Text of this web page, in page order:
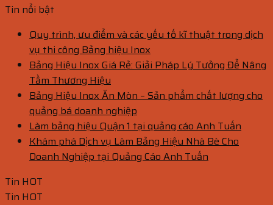
Tin nổi bật
Quy trình, ưu điểm và các yếu tố kĩ thuật trong dịch
vụ thi công Bảng hiệu Inox
Bảng Hiệu Inox Giá Rẻ: Giải Pháp Lý Tưởng Để Nâng
Tầm Thương Hiệu
Bảng Hiệu Inox Ăn Mòn – Sản phẩm chất lượng cho
quảng bá doanh nghiệp
Làm bảng hiệu Quận 1 tại quảng cáo Anh Tuấn
Khám phá Dịch vụ Làm Bảng Hiệu Nhà Bè Cho
Doanh Nghiệp tại Quảng Cáo Anh Tuấn
Tin HOT
Tin HOT